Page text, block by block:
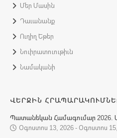
Մեր Մասին
Դաւանանք
Ուղիղ Եթեր
Նուիրատուութիւն
Նամականի
ՎԵՐՋԻՆ
Պատանեկան Համագումար
Օգոստոս 13, 2026 - Օգոստոս